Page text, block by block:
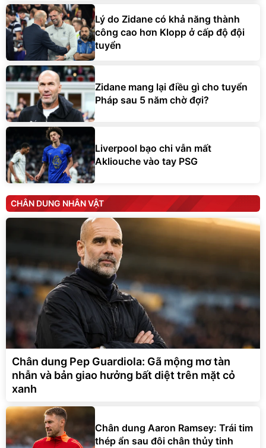
Lý do Zidane có khả năng thành
công cao hơn Klopp ở cấp độ đội
tuyển
Zidane mang lại điều gì cho tuyển
Pháp sau 5 năm chờ đợi?
Liverpool bạo chi vẫn mất
Akliouche vào tay PSG
CHÂN DUNG NHÂN VẬT
Chân dung Pep Guardiola: Gã mộng mơ tàn
nhẫn và bản giao hưởng bất diệt trên mặt cỏ
xanh
Chân dung Aaron Ramsey: Trái tim
thép ẩn sau đôi chân thủy tinh